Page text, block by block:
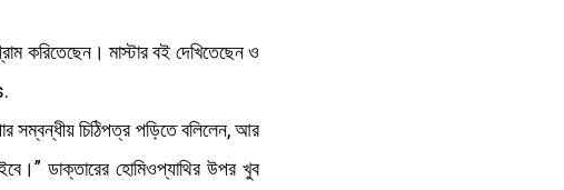
করিতেছেন। মাস্টার বই দেখিতেছেন ও
সম্বন্ধীয় চিঠিপত্র পড়িতে বলিলেন, আর
ডাক্তারের হোমিওপ্যাথির উপর খুব